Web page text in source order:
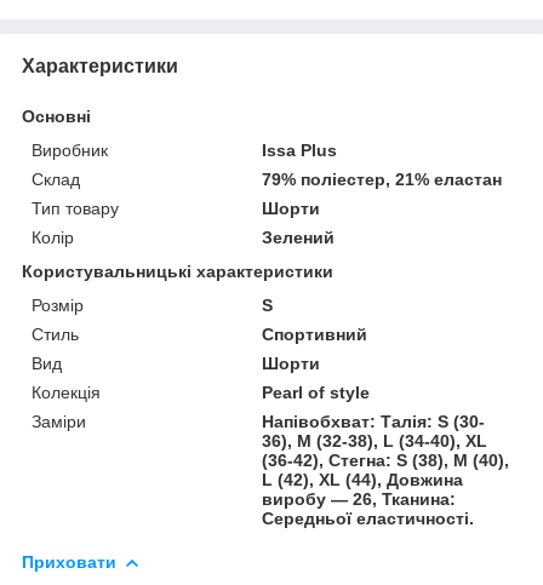
Характеристики
Основні
Виробник
Issa Plus
Склад
79% поліестер, 21% еластан
Тип товару
Шорти
Колір
Зелений
Користувальницькі характеристики
Розмір
S
Стиль
Спортивний
Вид
Шорти
Колекція
Pearl of style
Заміри
Напівобхват: Талія: S (30-
36), M (32-38), L (34-40), XL
(36-42), Стегна: S (38), M (40),
L (42), XL (44), Довжина
виробу — 26, Тканина:
Середньої еластичності.
Приховати